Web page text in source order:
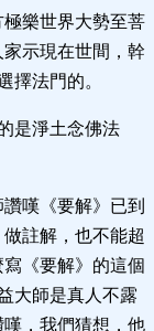
樂世界大勢至菩
示現在世間，幹
擇法門的。
是淨土念佛法
嘆《要解》已到
註解，也不能超
《要解》的這個
大師是真人不露
，我們猜想，他